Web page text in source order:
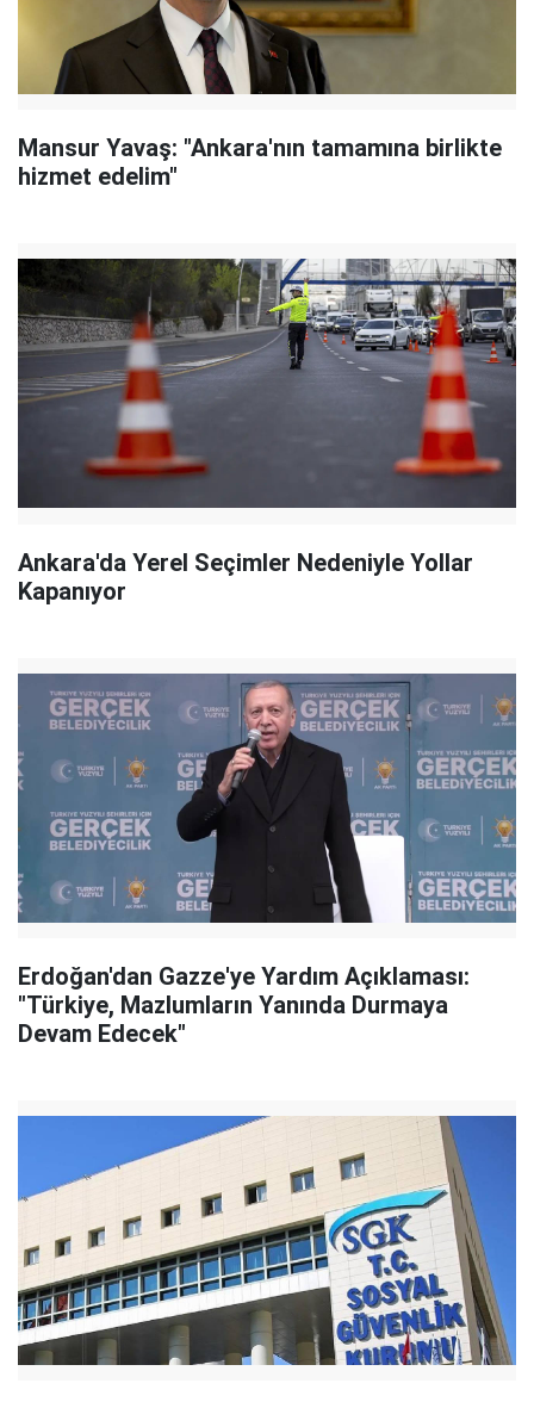
Mansur Yavaş: "Ankara'nın tamamına birlikte
hizmet edelim"
Ankara'da Yerel Seçimler Nedeniyle Yollar
Kapanıyor
Erdoğan'dan Gazze'ye Yardım Açıklaması:
"Türkiye, Mazlumların Yanında Durmaya
Devam Edecek"